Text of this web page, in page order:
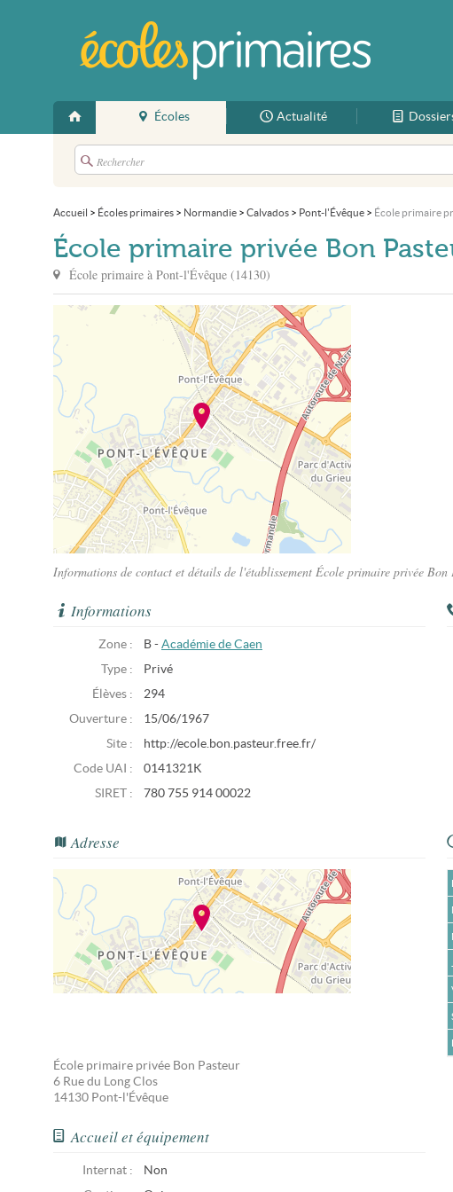
Écoles Actualité
Accueil > Écoles primaires > Normandie > Calvados > Pont-l'Évêque > École primaire
École primaire privée Bon
École primaire à Pont-l'Évêque (14130)
Informations de contact et détails de l'établissement École primaire privée
Informations
Zone : B - Académie de Caen
Type :
Privé
Élèves :
294
Ouverture :
15/06/1967
Site :
http://ecole.bon.pasteur.free.fr/
Code UAI :
0141321K
SIRET :
780 755 914 00022
Adresse
École primaire privée Bon Pasteur
6 Rue du Long Clos
14130 Pont-l'Évêque
Accueil et équipement
Internat :
Non